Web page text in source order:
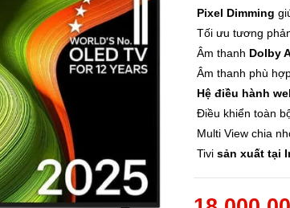
Pixel Dimming
Tối ưu tương
Âm thanh Dolby
Âm thanh phù
Hệ điều hành
Điều khiển toàn
Multi View chia
Tivi sản xuất tại